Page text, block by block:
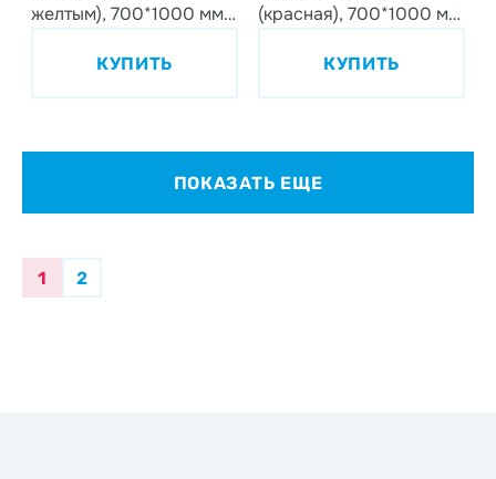
желтым), 700*1000 мм,
КУПИТЬ
(красная), 700*1000 мм,
КУПИТЬ
ПОКАЗАТЬ ЕЩЕ
1 2